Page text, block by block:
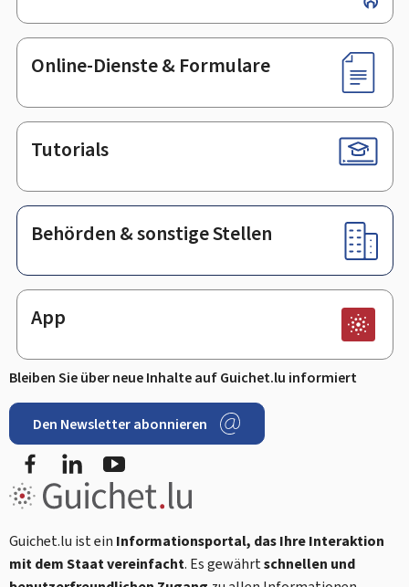
Online-Dienste & Formulare
Tutorials
Behörden & sonstige Stellen
App
Bleiben Sie über neue Inhalte auf Guichet.lu informiert
Den Newsletter abonnieren
FacebookLinkedIn
Guichet.lu ist ein Informationsportal, das Ihre Interaktion
mit dem Staat vereinfacht. Es gewährtschnellen und